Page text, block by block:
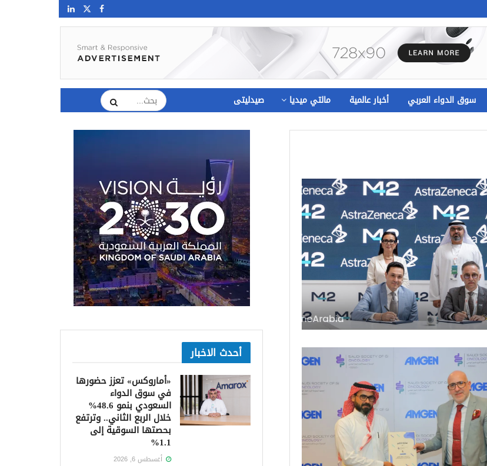
سوق الدواء العربي أخبار عالمية مالتي ميديا صيدليتى
أحدث الاخبار
«أماروكس» تعزز حضورها
في سوق الدواء
السعودي بنمو 48.6%
خلال الربع الثاني.. وترتفع
بحصتها السوقية إلى
1.1%
أغسطس 6, 2026